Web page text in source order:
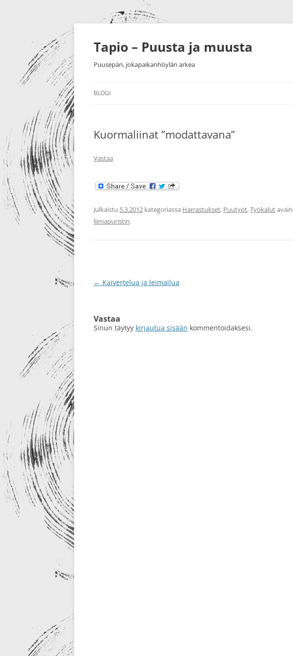
Siirry
Tapio – Puusta ja muusta
Puusepän, jokapaikanhöylän arkea
BLOGI
PUUTYÖT SORVAUS
MESSUT YM.
Kuormaliinat ”modattavana”
Vastaa
Julkaistu 5.3.2012 kategoriassa Harrastukset, Puutyöt,Työkalut
liimapuristin.
Artikkelien
← Kaivertelua ja leimailua
Vastaa
Sinun täytyy kirjautua sisään kommentoidaksesi.